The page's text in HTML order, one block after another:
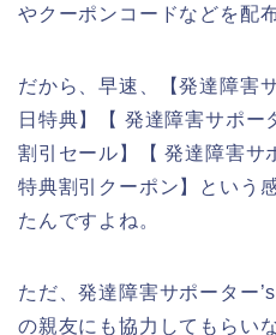
やクーポンコードなどを配
だから、早速、【発達障害
日特典】【 発達障害サポー
割引セール】【 発達障害サ
特典割引クーポン】という
たんですよね。
ただ、発達障害サポーター
の親友にも協力してもらい